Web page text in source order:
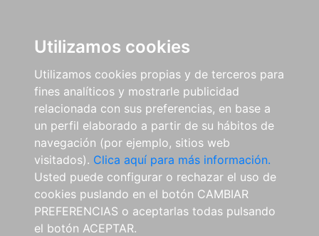
Utilizamos cookies
Utilizamos cookies propias y de terceros para
fines analíticos y mostrarle publicidad
relacionada con sus preferencias, en base a
un perfil elaborado a partir de su hábitos de
navegación (por ejemplo, sitios web
visitados). Clica aquí para más información.
Usted puede configurar o rechazar el uso de
cookies puslando en el botón CAMBIAR
PREFERENCIAS o aceptarlas todas pulsando
el botón ACEPTAR.